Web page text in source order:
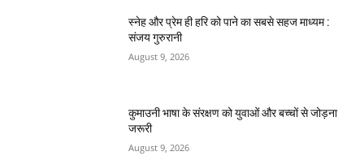
स्नेह और प्रेम ही हरि को पाने का सबसे सहज माध्यम :
संजय गुरुरानी
August 9, 2026
कुमाउनी भाषा के संरक्षण को युवाओं और बच्चों से जोड़ना
जरूरी
August 9, 2026